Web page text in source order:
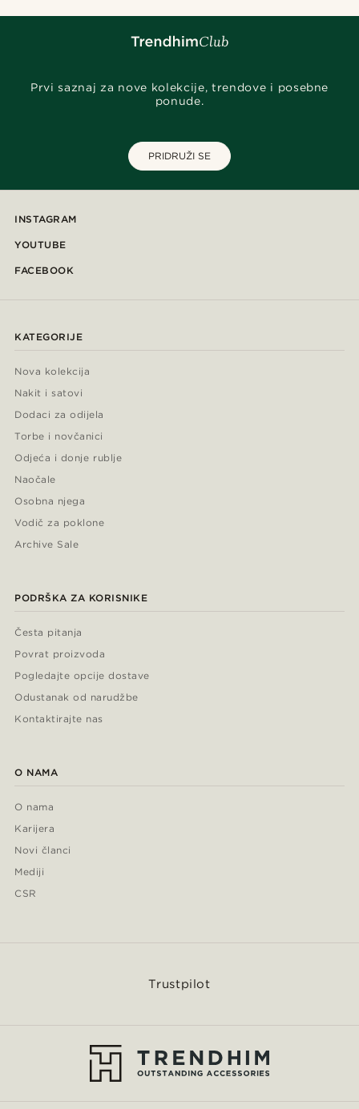
Prvi saznaj za nove kolekcije, trendove i posebne
ponude.
PRIDRUŽI SE
INSTAGRAM
YOUTUBE
FACEBOOK
KATEGORIJE
Nova kolekcija
Nakit i satovi
Dodaci za odijela
Torbe i novčanici
Odjeća i donje rublje
Naočale
Osobna njega
Vodič za poklone
Archive Sale
PODRŠKA ZA KORISNIKE
Česta pitanja
Povrat proizvoda
Pogledajte opcije dostave
Odustanak od narudžbe
Kontaktirajte nas
O NAMA
O nama
Karijera
Novi članci
Mediji
CSR
Trustpilot